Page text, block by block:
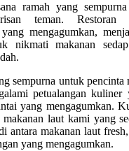
ramah yang
teman. Restoran
mengagumkan,
nikmati makanan
sempurna untuk pencinta
petualangan
yang mengagumkan.
laut kami yang
antara makanan laut
yang mengagumkan.